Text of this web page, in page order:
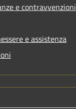
e contravvenzioni
e assistenza